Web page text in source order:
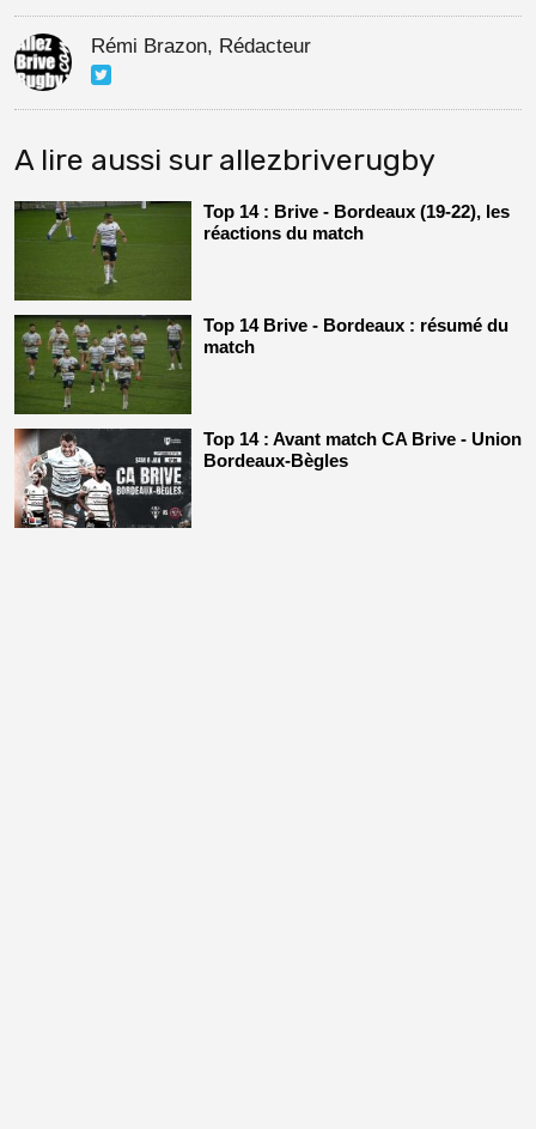
Rémi Brazon, Rédacteur
A lire aussi sur allezbriverugby
Top 14 : Brive - Bordeaux (19-22), les
réactions du match
Top 14 Brive - Bordeaux : résumé du
match
Top 14 : Avant match CA Brive - Union
Bordeaux-Bègles